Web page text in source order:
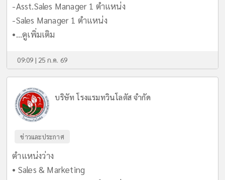
-Asst.Sales Manager 1 ตำแหน่ง
-Sales Manager 1 ตำแหน่ง
•...ดูเพิ่มเติม
09:09 | 25 ก.ค. 69
บริษัท โรงแรมทวินโลตัส จำกัด
ข่าวและประกาศ
ตำแหน่งว่าง
• Sales & Marketing